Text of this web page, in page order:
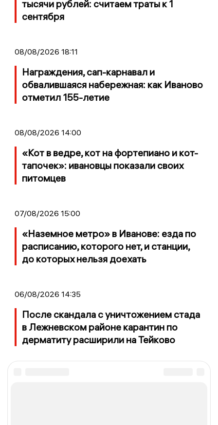
тысячи рублей: считаем траты к 1
сентября
08/08/2026 18:11
Награждения, сап-карнавал и
обвалившаяся набережная: как Иваново
отметил 155-летие
08/08/2026 14:00
«Кот в ведре, кот на фортепиано и кот-
тапочек»: ивановцы показали своих
питомцев
07/08/2026 15:00
«Наземное метро» в Иванове: езда по
расписанию, которого нет, и станции,
до которых нельзя доехать
06/08/2026 14:35
После скандала с уничтожением стада
в Лежневском районе карантин по
дерматиту расширили на Тейково